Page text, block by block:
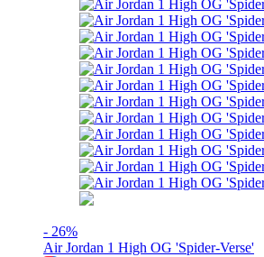
- 26%
Air Jordan 1 High OG 'Spider-Verse'